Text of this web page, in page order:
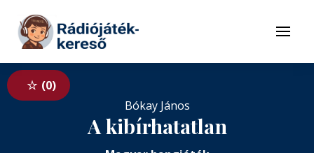
Tovább a tartalomhoz
Menü
0
Bókay János
A kibírhatatlan